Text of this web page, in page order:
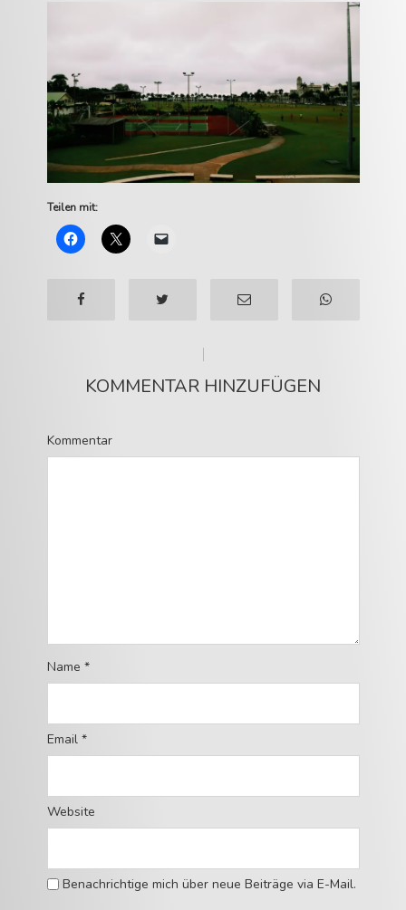
Teilen mit:
KOMMENTAR HINZUFÜGEN
Kommentar
Name *
Email *
Website
Benachrichtige mich über neue Beiträge via E-Mail.